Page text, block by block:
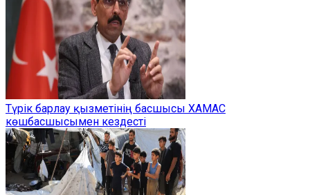
Түрік барлау қызметінің басшысы ХАМАС
көшбасшысымен кездесті